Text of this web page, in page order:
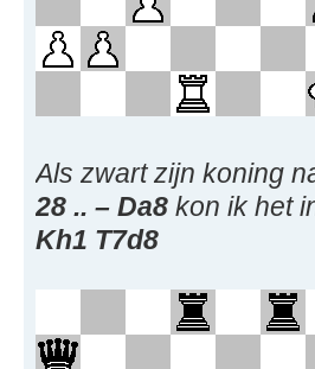
Als zwart zijn koning
28 .. – Da8 kon ik het
Kh1 T7d8